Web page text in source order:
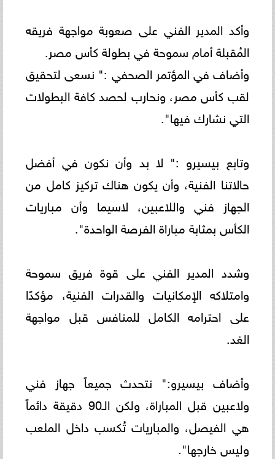
وأكد المدير الفني على صعوبة مواجهة فريقه
المُقبلة أمام سموحة في بطولة كأس مصر.
وأضاف في المؤتمر الصحفي :" نسعى لتحقيق
لقب كأس مصر، ونحارب لحصد كافة البطولات
التي نشارك فيها".
وتابع بيسيرو :" لا بد وأن نكون في أفضل
حالاتنا الفنية، وأن يكون هناك تركيز كامل من
الجهاز فني واللاعبين، لاسيما وأن مباريات
الكأس بمثابة مباراة الفرصة الواحدة".
وشدد المدير الفني على قوة فريق سموحة
وامتلاكه الإمكانيات والقدرات الفنية، مؤكدًا
على احترامه الكامل للمنافس قبل مواجهة
الغد.
وأضاف بيسيرو:" نتحدث جميعاً جهاز فني
ولاعبين قبل المباراة، ولكن الـ90 دقيقة دائماً
هي الفيصل، والمباريات تُكسب داخل الملعب
وليس خارجها".